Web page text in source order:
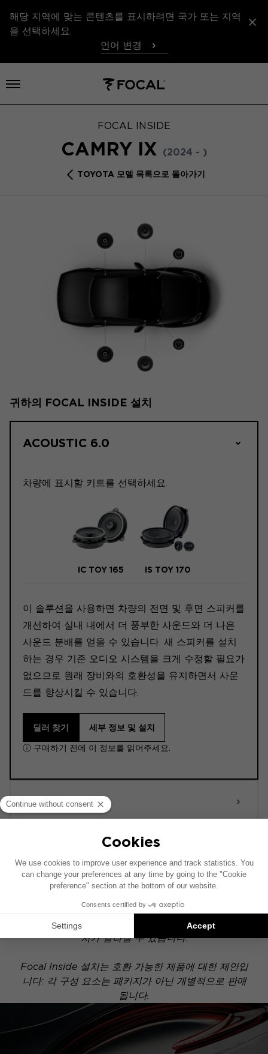
해당 지역에 맞는 콘텐츠를 표시하려면 국가 또는 지역
을 선택하세요.
언어 변경
메뉴 열기
FOCAL INSIDE
CAMRY IX (2024 - )
TOYOTA 모델 목록으로 돌아가기
귀하의 FOCAL INSIDE 설치
ACOUSTIC 6.0
차량에 표시할 키트를 선택하세요.
IC TOY 165 IS TOY 170
이 솔루션을 사용하면 차량의 전면 및 후면 스피커를
개선하여 실내 내에서 더 풍부한 사운드와 더 나은
사운드 분배를 얻을 수 있습니다. 새 스피커를 설치
하는 경우 기존 오디오 시스템을 크게 수정할 필요가
없으므로 원래 장비와의 호환성을 유지하면서 사운
드를 향상시킬 수 있습니다.
딜러 찾기 세부 정보 및 설치
ⓘ 구매하기 전에 이 정보를 읽어주세요.
ACTIVE 6.0
기준으로 제작되었습니다. 차량에 특정 하이파이 옵션
이 장착되어 있는 경우, 도면에 표시된 구성 요소의 위
치가 달라질 수 있습니다.
Focal Inside 설치는 호환 가능한 제품에 대한 제안입
니다: 각 구성 요소는 패키지가 아닌 개별적으로 판매
됩니다.